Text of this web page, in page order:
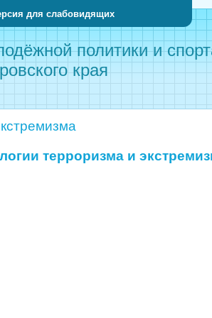
для слабовидящих
политики и
края
терроризма и